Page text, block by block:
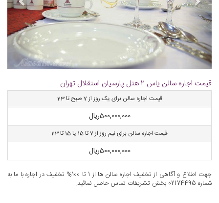
قیمت اجاره سالن یاس 2 هتل پارسیان استقلال تهران
قیمت اجاره سالن برای یک روز از 7 صبح تا 23
500,000,000ریال
قیمت اجاره سالن برای نیم روز از 7 تا 15 یا 15 تا 23
500,000,000ریال
جهت اطلاع و آگاهی از تخفیف اجاره سالن ها از 1 تا 100% تخفیف در اجاره با ما به
شماره 02174495 بخش تشریفات تماس حاصل نمائید.